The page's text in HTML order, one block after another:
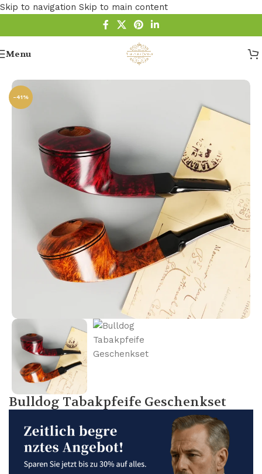
Skip to navigation Skip to main content
Menu
/Bruyere Pfeifen
-41%
Bulldog Tabakpfeife Geschenkset